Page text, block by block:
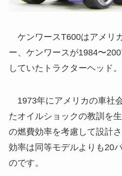
ケンワースT600はアメリ
ー、ケンワースが1984〜
していたトラクターヘッド。
1973年にアメリカの車社
たオイルショックの教訓を
の燃費効率を考慮して設計
効率は同等モデルよりも20
のです。